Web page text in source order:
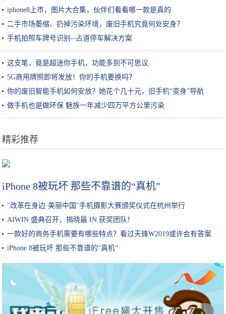
iphone8上市，图片大合集，伙伴们看看哪一款是真的
二手市场萎缩、扔掉污染环境，废旧手机究竟何处安身？
手机拍照车牌号识别--占道停车解决方案
这支笔，竟是超迷你手机，功能多到不可思议
5G商用牌照即将发放！你的手机要换吗？
你的废旧智能手机如何安放？她花个几十元，旧手机“变身”导航
仪……
做手机也是做环保 魅族一年减少四万平方公里污染
精彩推荐
iPhone 8被玩坏 那些不靠谱的“真机”
"改革在身边·美丽中国"手机摄影大赛颁奖仪式在杭州举行
AIWIN 盛典召开，揭晓最 IN 获奖团队！
一款好的商务手机需要有哪些特点？看过天锋W2019或许会有答案
iPhone 8被玩坏 那些不靠谱的“真机”